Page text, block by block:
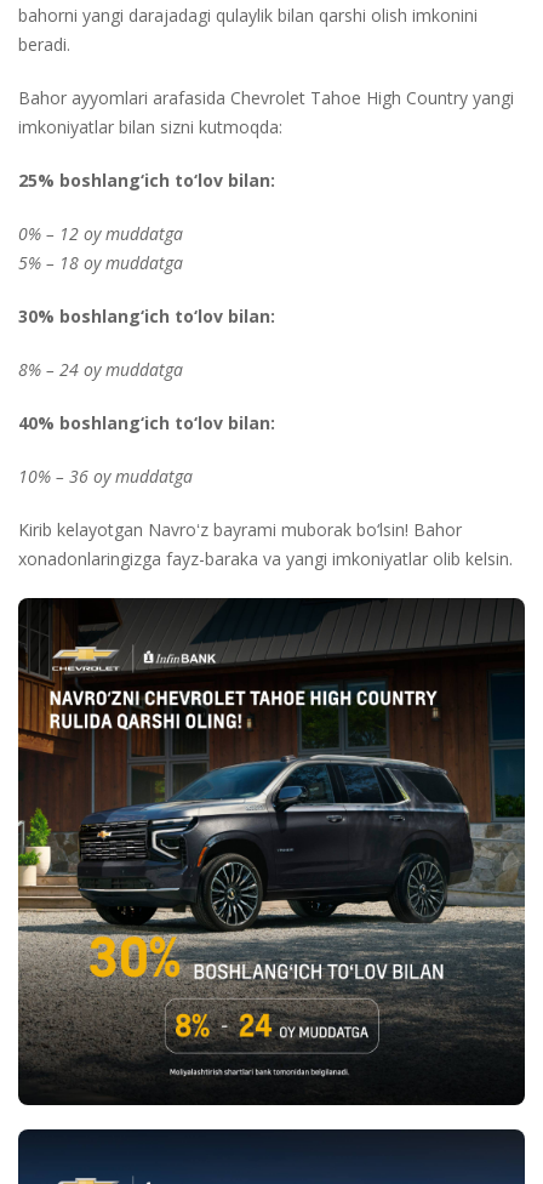
bahorni yangi darajadagi qulaylik bilan qarshi olish imkonini
beradi.
Bahor ayyomlari arafasida Chevrolet Tahoe High Country yangi
imkoniyatlar bilan sizni kutmoqda:
25% boshlang‘ich to‘lov bilan:
0% – 12 oy muddatga
5% – 18 oy muddatga
30% boshlang‘ich to‘lov bilan:
8% – 24 oy muddatga
40% boshlang‘ich to‘lov bilan:
10% – 36 oy muddatga
Kirib kelayotgan Navroʻz bayrami muborak bo‘lsin! Bahor
xonadonlaringizga fayz-baraka va yangi imkoniyatlar olib kelsin.